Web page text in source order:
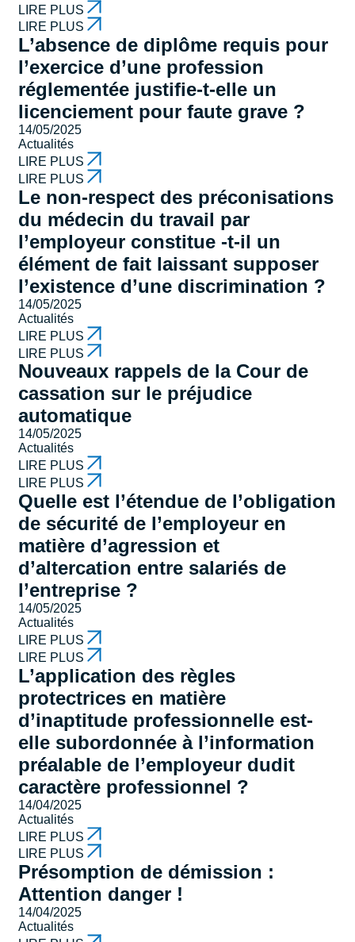
LIRE PLUS
LIRE PLUS
L’absence de diplôme requis pour
l’exercice d’une profession
réglementée justifie-t-elle un
licenciement pour faute grave ?
14/05/2025
Actualités
LIRE PLUS
LIRE PLUS
Le non-respect des préconisations
du médecin du travail par
l’employeur constitue -t-il un
élément de fait laissant supposer
l’existence d’une discrimination ?
14/05/2025
Actualités
LIRE PLUS
LIRE PLUS
Nouveaux rappels de la Cour de
cassation sur le préjudice
automatique
14/05/2025
Actualités
LIRE PLUS
LIRE PLUS
Quelle est l’étendue de l’obligation
de sécurité de l’employeur en
matière d’agression et
d’altercation entre salariés de
l’entreprise ?
14/05/2025
Actualités
LIRE PLUS
LIRE PLUS
L’application des règles
protectrices en matière
d’inaptitude professionnelle est-
elle subordonnée à l’information
préalable de l’employeur dudit
caractère professionnel ?
14/04/2025
Actualités
LIRE PLUS
LIRE PLUS
Présomption de démission :
Attention danger !
14/04/2025
Actualités